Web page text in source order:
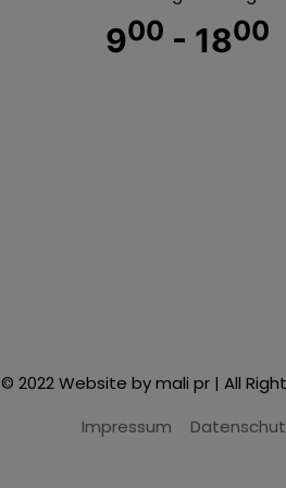
900 - 1800
© 2022 Website by mali pr | All
Impressum